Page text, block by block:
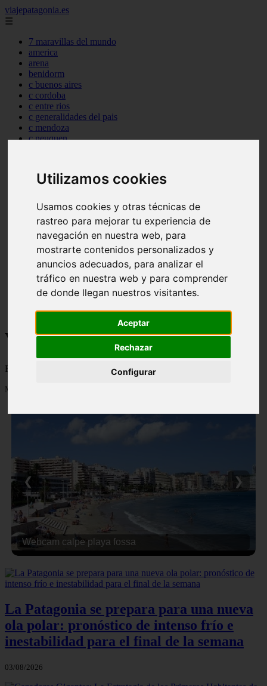
Utilizamos cookies
Usamos cookies y otras técnicas de
rastreo para mejorar tu experiencia de
navegación en nuestra web, para
mostrarte contenidos personalizados y
anuncios adecuados, para analizar el
tráfico en nuestra web y para comprender
de donde llegan nuestros visitantes.
Aceptar
Rechazar
Configurar
viajepatagonia.es
☰
7 maravillas del mundo
america
arena
benidorm
c buenos aires
c cordoba
c entre rios
c generalidades del pais
c mendoza
c neuquen
c santa fe
c tierra de fuego
c zona austral
carmen
category
destinos
gijon
lanzarote
live
monumentos
naturaleza
san
tenerife
Viajes a la Patagonia
Blog sobre la Patagonia en particular y sobre turismo en general
Mostrando 1 - 24 de 477 artículos
Webcam calpe playa fossa
❮ ❯
La Patagonia se prepara para una nueva
ola polar: pronóstico de intenso frío e
inestabilidad para el final de la semana
03/08/2026